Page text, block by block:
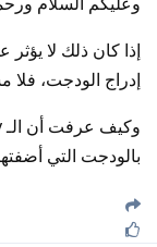
إذا كان ذلك لا
إدراج الودجت،
بالودجت التي